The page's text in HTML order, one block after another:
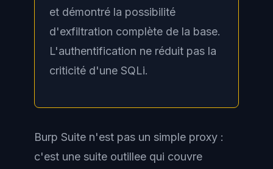
et démontré la possibilité
d'exfiltration complète de la base.
L'authentification ne réduit pas la
criticité d'une SQLi.
Burp Suite n'est pas un simple proxy :
c'est une suite outillee qui couvre